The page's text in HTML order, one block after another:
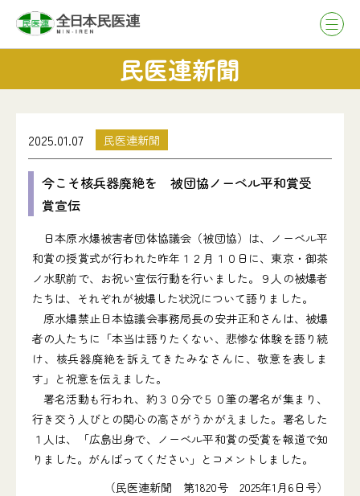
民医連新聞
2025.01.07 民医連新聞
今こそ核兵器廃絶を 被団協ノーベル平和賞受
賞宣伝
日本原水爆被害者団体協議会（被団協）は、ノーベル平
和賞の授賞式が行われた昨年１２月１０日に、東京・御茶
ノ水駅前で、お祝い宣伝行動を行いました。９人の被爆者
たちは、それぞれが被爆した状況について語りました。
原水爆禁止日本協議会事務局長の安井正和さんは、被爆
者の人たちに「本当は語りたくない、悲惨な体験を語り続
け、核兵器廃絶を訴えてきたみなさんに、敬意を表しま
す」と祝意を伝えました。
署名活動も行われ、約３０分で５０筆の署名が集まり、
行き交う人びとの関心の高さがうかがえました。署名した
１人は、「広島出身で、ノーベル平和賞の受賞を報道で知
りました。がんばってください」とコメントしました。
（民医連新聞 第1820号 2025年1月6日号）